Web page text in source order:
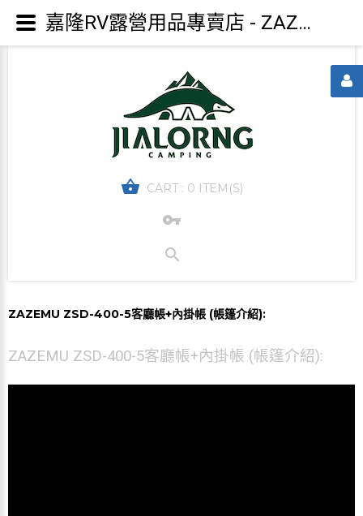
CART : 0 ITEM(S)
ZAZEMU ZSD-400-5客廳帳+內掛帳 (帳篷介紹):
ZAZEMU ZSD-400-5客廳帳+內掛帳 (帳篷介紹):
嘉隆RV露營用品專賣店 - ZAZEMU ZSD-400-5客廳帳+內掛帳 (帳篷介紹):